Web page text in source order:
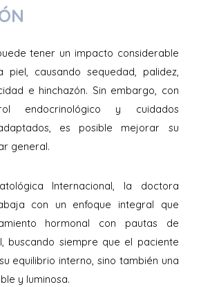
tener un impacto considerable
causando sequedad, palidez,
e hinchazón. Sin embargo, con
endocrinológico y cuidados
es posible mejorar su
general.
Internacional, la doctora
con un enfoque integral que
hormonal con pautas de
buscando siempre que el paciente
equilibrio interno, sino también una
y luminosa.